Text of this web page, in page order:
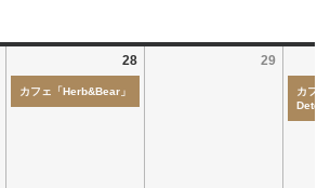
28
カフェ「Herb&Bear」
29
カ